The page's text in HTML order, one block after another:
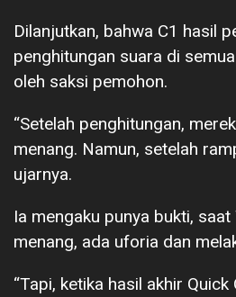
Dilanjutkan, bahwa C1 hasil
penghitungan suara di
oleh saksi pemohon.
“Setelah penghitungan,
menang. Namun, setelah
ujarnya.
Ia mengaku punya bukti,
menang, ada uforia dan
“Tapi, ketika hasil akhir